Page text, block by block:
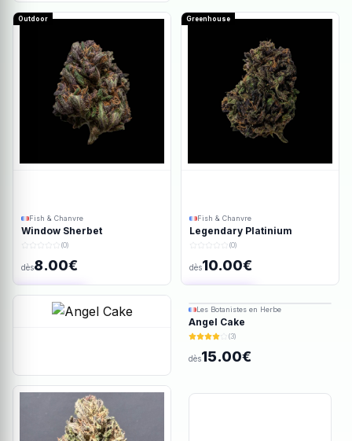
Outdoor
Fish & Chanvre
Window Sherbet
(0)
dès8.00€
Ajout rapide
Greenhouse
Fish & Chanvre
Legendary Platinium
(0)
dès10.00€
Les Botanistes en Herbe
Angel Cake
(3)
dès15.00€